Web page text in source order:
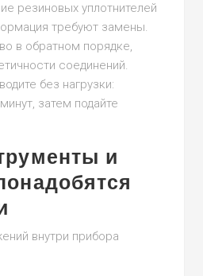
резиновых уплотнителей
требуют замены.
в обратном порядке,
соединений.
без нагрузки:
затем подайте
и
внутри прибора